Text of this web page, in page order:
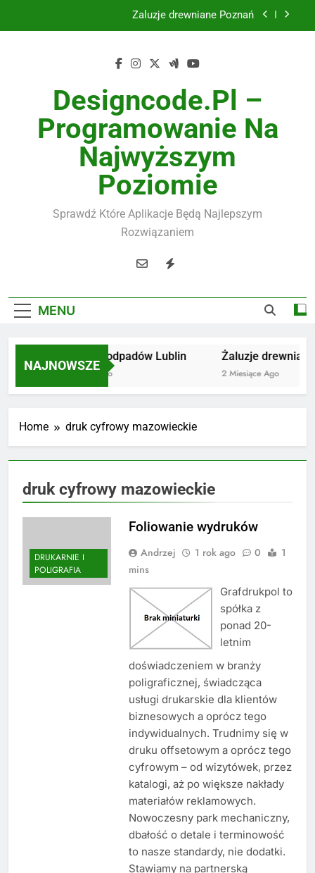
Żaluzje drewniane Poznań
Utylizacja odpadów Lublin
Żaluzje drewniane Poznań
Instalacje elektryczne Gdańsk
Designcode.pl –
Programowanie Na
Najwyższym
Poziomie
Sprawdź Które Aplikacje Będą Najlepszym
Rozwiązaniem
MENU
NAJNOWSZE
Utylizacja odpadów Lublin
2 Miesiące Ago
Żaluzje drewniane
2 Miesiące Ago
Home druk cyfrowy mazowieckie
druk cyfrowy mazowieckie
DRUKARNIE I
POLIGRAFIA
Foliowanie wydruków
Andrzej 1 rok ago 0
1
mins
Grafdrukpol to
spółka z
ponad 20-
letnim
doświadczeniem w branży
poligraficznej, świadcząca
usługi drukarskie dla klientów
biznesowych a oprócz tego
indywidualnych. Trudnimy się w
druku offsetowym a oprócz tego
cyfrowym – od wizytówek, przez
katalogi, aż po większe nakłady
materiałów reklamowych.
Nowoczesny park mechaniczny,
dbałość o detale i terminowość
to nasze standardy, nie dodatki.
Stawiamy na partnerską